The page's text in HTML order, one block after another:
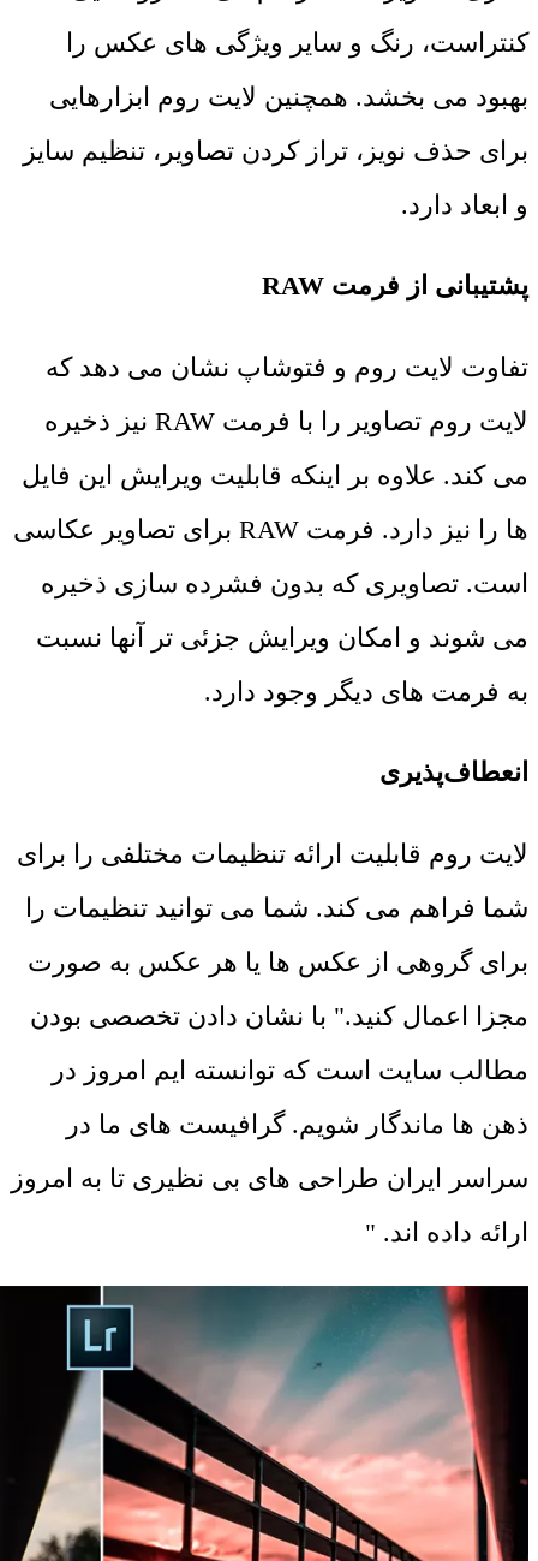
کنتراست، رنگ و سایر ویژگی های عکس را
بهبود می بخشد. همچنین لایت روم ابزارهایی
برای حذف نویز، تراز کردن تصاویر، تنظیم سایز
و ابعاد دارد.
پشتیبانی از فرمت RAW
تفاوت لایت روم و فتوشاپ نشان می دهد که
لایت روم تصاویر را با فرمت RAW نیز ذخیره
می کند. علاوه بر اینکه قابلیت ویرایش این فایل
ها را نیز دارد. فرمت RAW برای تصاویر عکاسی
است. تصاویری که بدون فشرده سازی ذخیره
می شوند و امکان ویرایش جزئی تر آنها نسبت
به فرمت های دیگر وجود دارد.
انعطاف‌پذیری
لایت روم قابلیت ارائه تنظیمات مختلفی را برای
شما فراهم می کند. شما می توانید تنظیمات را
برای گروهی از عکس ها یا هر عکس به صورت
مجزا اعمال کنید." با نشان دادن تخصصی بودن
مطالب سایت است که توانسته ایم امروز در
ذهن ها ماندگار شویم. گرافیست های ما در
سراسر ایران طراحی های بی نظیری تا به امروز
ارائه داده اند. "